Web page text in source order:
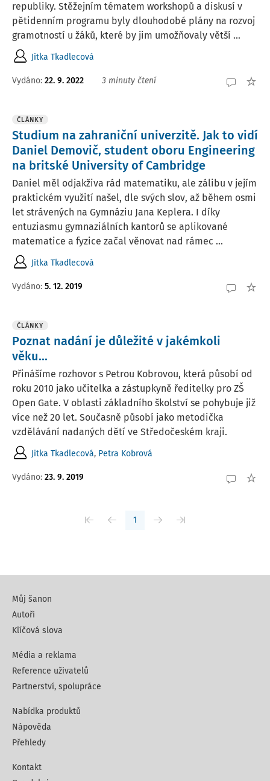
republiky. Stěžejním tématem workshopů a diskusí v
pětidenním programu byly dlouhodobé plány na rozvoj
gramotností u žáků, které by jim umožňovaly větší ...
Jitka Tkadlecová
Vydáno: 22. 9. 2022 3 minuty čtení
ČLÁNKY
Studium na zahraniční univerzitě. Jak to vidí
Daniel Demovič, student oboru Engineering
na britské University of Cambridge
Daniel měl odjakživa rád matematiku, ale zálibu v jejím
praktickém využití našel, dle svých slov, až během osmi
let strávených na Gymnáziu Jana Keplera. I díky
entuziasmu gymnaziálních kantorů se aplikované
matematice a fyzice začal věnovat nad rámec ...
Jitka Tkadlecová
Vydáno: 5. 12. 2019
ČLÁNKY
Poznat nadání je důležité v jakémkoli
věku...
Přinášíme rozhovor s Petrou Kobrovou, která působí od
roku 2010 jako učitelka a zástupkyně ředitelky pro ZŠ
Open Gate. V oblasti základního školství se pohybuje již
více než 20 let. Současně působí jako metodička
vzdělávání nadaných dětí ve Středočeském kraji.
Jitka Tkadlecová, Petra Kobrová
Vydáno: 23. 9. 2019
1
Můj šanon
Autoři
Klíčová slova
Média a reklama
Reference uživatelů
Partnerství, spolupráce
Nabídka produktů
Nápověda
Přehledy
Kontakt